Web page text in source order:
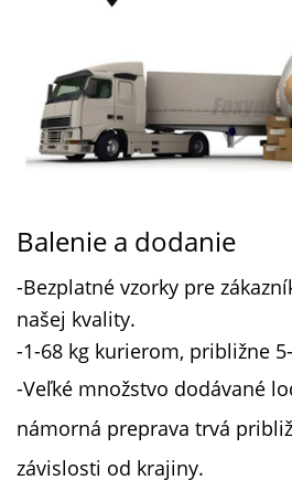
Balenie a dodanie
-Bezplatné vzorky pre
našej kvality.
-1-68 kg kurierom, približne
-Veľké množstvo dodávané
námorná preprava trvá
závislosti od krajiny.